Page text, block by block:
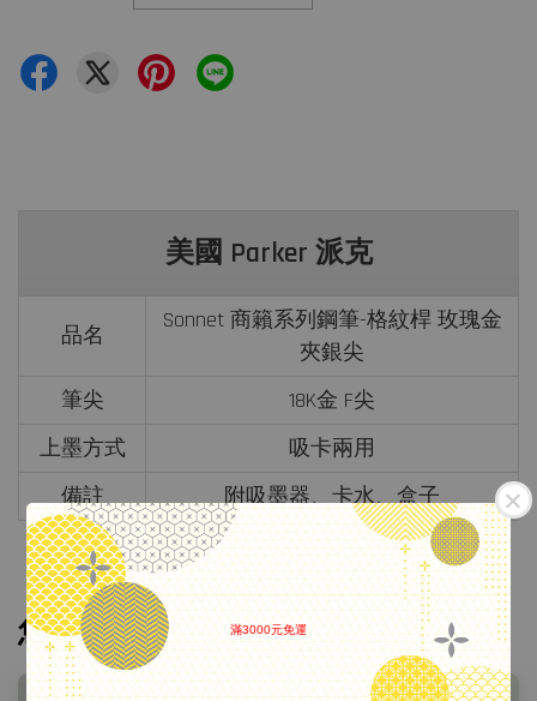
滿3000元免運
美國 Parker 派克
品名
Sonnet 商籟系列鋼筆-格紋桿 玫瑰金
夾銀尖
筆尖
18K金 F尖
上墨方式
吸卡兩用
備註
附吸墨器、卡水、盒子
您可能也喜歡